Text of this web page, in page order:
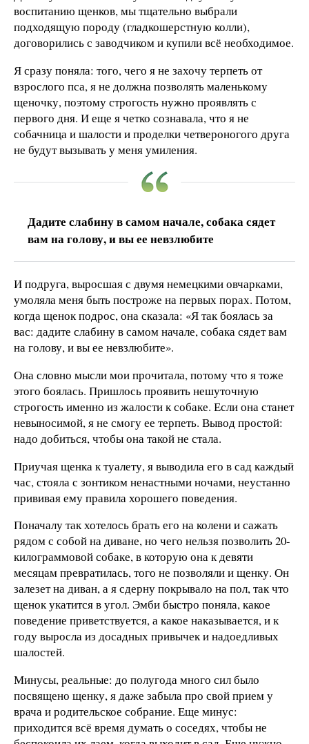
воспитанию щенков, мы тщательно выбрали
подходящую породу (гладкошерстную колли),
договорились с заводчиком и купили всё необходимое.
Я сразу поняла: того, чего я не захочу терпеть от
взрослого пса, я не должна позволять маленькому
щеночку, поэтому строгость нужно проявлять с
первого дня. И еще я четко сознавала, что я не
собачница и шалости и проделки четвероногого друга
не будут вызывать у меня умиления.
Дадите слабину в самом начале, собака сядет
вам на голову, и вы ее невзлюбите
И подруга, выросшая с двумя немецкими овчарками,
умоляла меня быть построже на первых порах. Потом,
когда щенок подрос, она сказала: «Я так боялась за
вас: дадите слабину в самом начале, собака сядет вам
на голову, и вы ее невзлюбите».
Она словно мысли мои прочитала, потому что я тоже
этого боялась. Пришлось проявить нешуточную
строгость именно из жалости к собаке. Если она станет
невыносимой, я не смогу ее терпеть. Вывод простой:
надо добиться, чтобы она такой не стала.
Приучая щенка к туалету, я выводила его в сад каждый
час, стояла с зонтиком ненастными ночами, неустанно
прививая ему правила хорошего поведения.
Поначалу так хотелось брать его на колени и сажать
рядом с собой на диване, но чего нельзя позволить 20-
килограммовой собаке, в которую она к девяти
месяцам превратилась, того не позволяли и щенку. Он
залезет на диван, а я сдерну покрывало на пол, так что
щенок укатится в угол. Эмби быстро поняла, какое
поведение приветствуется, а какое наказывается, и к
году выросла из досадных привычек и надоедливых
шалостей.
Минусы, реальные: до полугода много сил было
посвящено щенку, я даже забыла про свой прием у
врача и родительское собрание. Еще минус:
приходится всё время думать о соседях, чтобы не